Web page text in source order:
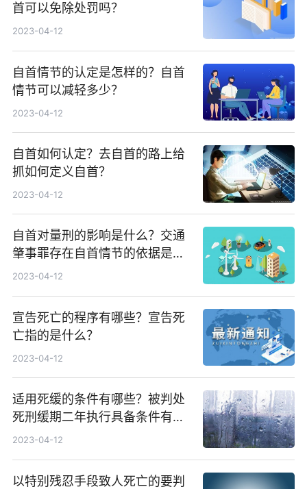
首可以免除处罚吗？
2023-04-12
自首情节的认定是怎样的？自首
情节可以减轻多少？
2023-04-12
自首如何认定？去自首的路上给
抓如何定义自首？
2023-04-12
自首对量刑的影响是什么？交通
肇事罪存在自首情节的依据是什
么？
2023-04-12
宣告死亡的程序有哪些？宣告死
亡指的是什么？
2023-04-12
适用死缓的条件有哪些？被判处
死刑缓期二年执行具备条件有哪
些？
2023-04-12
以特别残忍手段致人死亡的要判